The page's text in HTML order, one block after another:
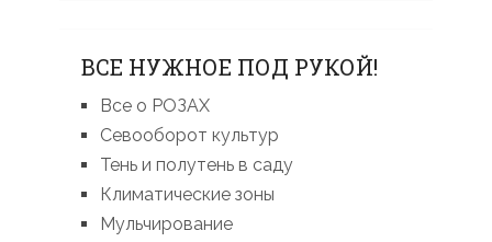
ВСЕ НУЖНОЕ ПОД РУКОЙ!
Все о РОЗАХ
Севооборот культур
Тень и полутень в саду
Климатические зоны
Мульчирование